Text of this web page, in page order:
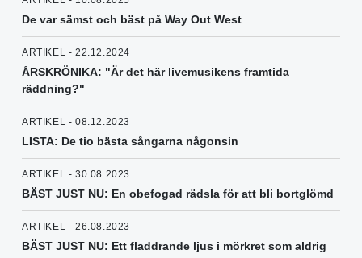
De var sämst och bäst på Way Out West
ARTIKEL - 22.12.2024
ÅRSKRÖNIKA: "Är det här livemusikens framtida
räddning?"
ARTIKEL - 08.12.2023
LISTA: De tio bästa sångarna någonsin
ARTIKEL - 30.08.2023
BÄST JUST NU: En obefogad rädsla för att bli bortglömd
ARTIKEL - 26.08.2023
BÄST JUST NU: Ett fladdrande ljus i mörkret som aldrig